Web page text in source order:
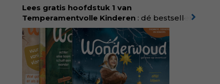
Lees gratis hoofdstuk 1 van
Temperamentvolle Kinderen : dé bestseller
van pedagoog Eva Bronsveld. In het boek
Temperamentvolle kinderen vind je 25 jaar
aan kennis en ervaring. Met ruim 50.000
verkochte exemplaren met recht een
bestseller, waarmee Eva veel gezinnen heeft
kunnen helpen. Ze schrijft met een